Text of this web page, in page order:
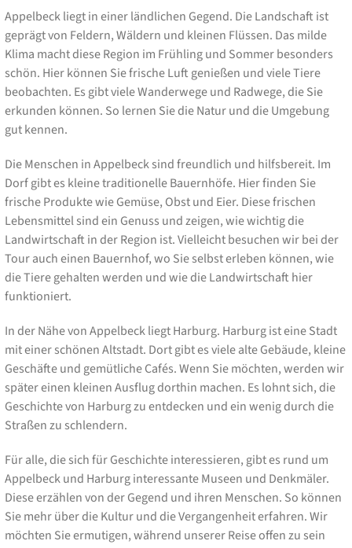
Appelbeck liegt in einer ländlichen Gegend. Die Landschaft ist
geprägt von Feldern, Wäldern und kleinen Flüssen. Das milde
Klima macht diese Region im Frühling und Sommer besonders
schön. Hier können Sie frische Luft genießen und viele Tiere
beobachten. Es gibt viele Wanderwege und Radwege, die Sie
erkunden können. So lernen Sie die Natur und die Umgebung
gut kennen.
Die Menschen in Appelbeck sind freundlich und hilfsbereit. Im
Dorf gibt es kleine traditionelle Bauernhöfe. Hier finden Sie
frische Produkte wie Gemüse, Obst und Eier. Diese frischen
Lebensmittel sind ein Genuss und zeigen, wie wichtig die
Landwirtschaft in der Region ist. Vielleicht besuchen wir bei der
Tour auch einen Bauernhof, wo Sie selbst erleben können, wie
die Tiere gehalten werden und wie die Landwirtschaft hier
funktioniert.
In der Nähe von Appelbeck liegt Harburg. Harburg ist eine Stadt
mit einer schönen Altstadt. Dort gibt es viele alte Gebäude, kleine
Geschäfte und gemütliche Cafés. Wenn Sie möchten, werden wir
später einen kleinen Ausflug dorthin machen. Es lohnt sich, die
Geschichte von Harburg zu entdecken und ein wenig durch die
Straßen zu schlendern.
Für alle, die sich für Geschichte interessieren, gibt es rund um
Appelbeck und Harburg interessante Museen und Denkmäler.
Diese erzählen von der Gegend und ihren Menschen. So können
Sie mehr über die Kultur und die Vergangenheit erfahren. Wir
möchten Sie ermutigen, während unserer Reise offen zu sein